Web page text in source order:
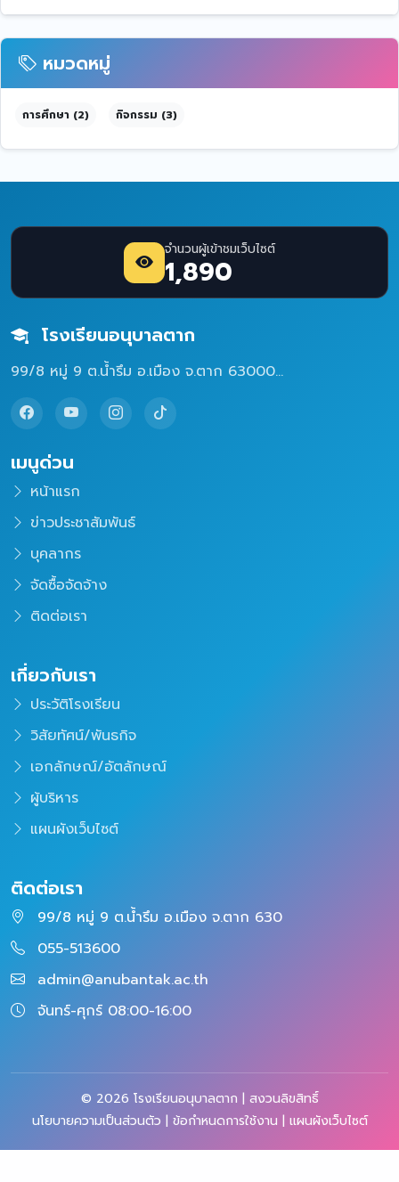
หมวดหมู่
การศึกษา (2) กิจกรรม (3)
จำนวนผู้เข้าชมเว็บไซต์
1,890
โรงเรียนอนุบาลตาก
99/8 หมู่ 9 ต.น้ำรึม อ.เมือง จ.ตาก 63000...
เมนูด่วน
หน้าแรก
ข่าวประชาสัมพันธ์
บุคลากร
จัดซื้อจัดจ้าง
ติดต่อเรา
เกี่ยวกับเรา
ประวัติโรงเรียน
วิสัยทัศน์/พันธกิจ
เอกลักษณ์/อัตลักษณ์
ผู้บริหาร
แผนผังเว็บไซต์
ติดต่อเรา
99/8 หมู่ 9 ต.น้ำรึม อ.เมือง จ.ตาก 630
055-513600
admin@anubantak.ac.th
จันทร์-ศุกร์ 08:00-16:00
© 2026 โรงเรียนอนุบาลตาก | สงวนลิขสิทธิ์
นโยบายความเป็นส่วนตัว | ข้อกำหนดการใช้งาน | แผนผังเว็บไซต์